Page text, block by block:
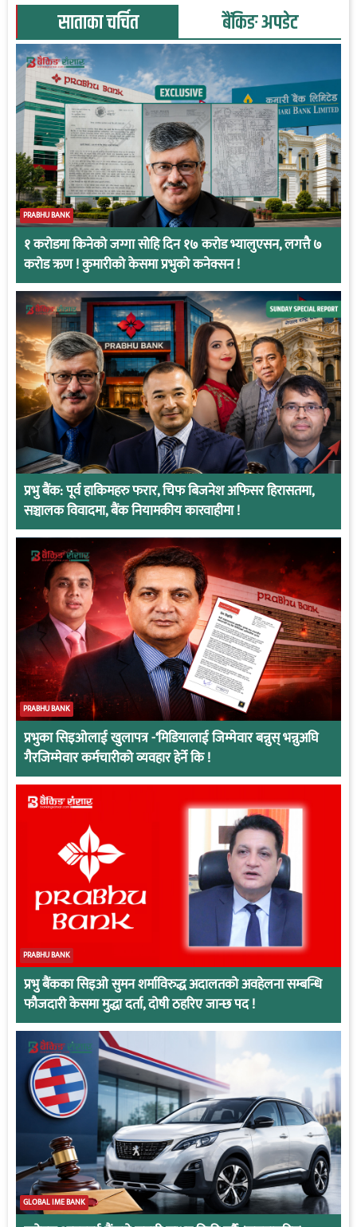
साताका चर्चित बैंकिङ अपडेट
PRABHU BANK
१ करोडमा किनेको जग्गा सोहि दिन १७ करोड भ्यालुएसन, लगत्तै ७
करोड ऋण ! कुमारीको केसमा प्रभुको कनेक्सन !
प्रभु बैंक: पूर्व हाकिमहरु फरार, चिफ बिजनेश अफिसर हिरासतमा,
सञ्चालक विवादमा, बैंक नियामकीय कारवाहीमा !
PRABHU BANK
प्रभुका सिइओलाई खुलापत्र -‘मिडियालाई जिम्मेवार बन्नुस् भन्नुअघि
गैरजिम्मेवार कर्मचारीको व्यवहार हेर्ने कि !
PRABHU BANK
प्रभु बैंकका सिइओ सुमन शर्माविरुद्ध अदालतको अवहेलना सम्बन्धि
फौजदारी केसमा मुद्धा दर्ता, दोषी ठहरिए जान्छ पद !
GLOBAL IME BANK